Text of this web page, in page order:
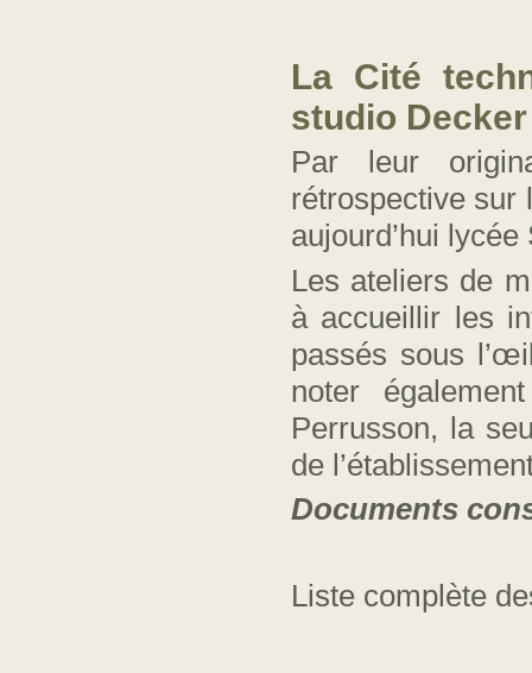
La Cité
studio Decker
Par leur
rétrospective sur
aujourd’hui
Les ateliers de
à accueillir les
passés sous
noter
Perrusson, la
de
Documents
Liste complète